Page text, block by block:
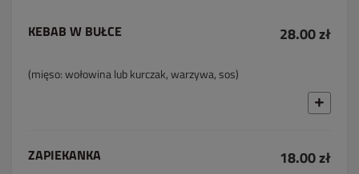
KEBAB W BUŁCE 28.00 zł
(mięso: wołowina lub kurczak, warzywa, sos)
ZAPIEKANKA 18.00 zł